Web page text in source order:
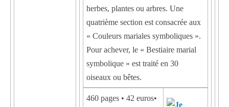
herbes, plantes ou arbres. Une
quatrième section est consacrée aux
« Couleurs mariales symboliques ».
Pour achever, le « Bestiaire marial
symbolique » est traité en 30
oiseaux ou bêtes.
460 pages • 42 euros•